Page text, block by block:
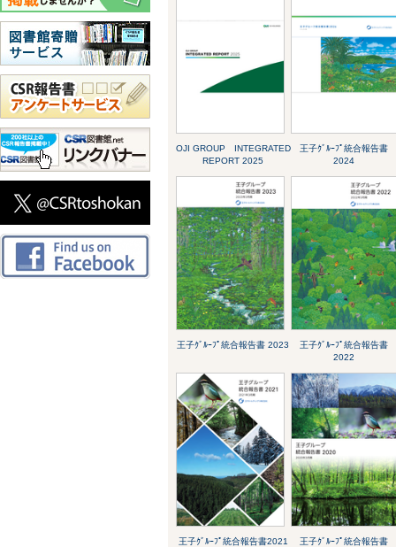
OJI GROUP INTEGRATED
REPORT 2025
王子ｸﾞﾙｰﾌﾟ統合報告書
2024
王子ｸﾞﾙｰﾌﾟ統合報告書 2023
王子ｸﾞﾙｰﾌﾟ統合報告書
2022
王子ｸﾞﾙｰﾌﾟ統合報告書2021
王子ｸﾞﾙｰﾌﾟ統合報告書